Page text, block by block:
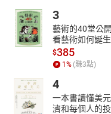
3
藝術的40堂公
看藝術如何誕
$385
1% (賺3點)
4
一本書讀懂美
濟和每個人的投